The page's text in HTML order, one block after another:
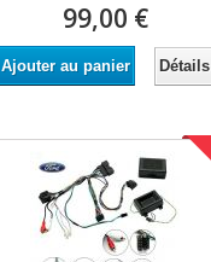
99,00 €
Ajouter au panier Détails